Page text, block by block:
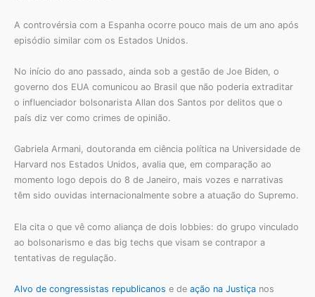
A controvérsia com a Espanha ocorre pouco mais de um ano após
episódio similar com os Estados Unidos.
No início do ano passado, ainda sob a gestão de Joe Biden, o
governo dos EUA comunicou ao Brasil que não poderia extraditar
o influenciador bolsonarista Allan dos Santos por delitos que o
país diz ver como crimes de opinião.
Gabriela Armani, doutoranda em ciência política na Universidade de
Harvard nos Estados Unidos, avalia que, em comparação ao
momento logo depois do 8 de Janeiro, mais vozes e narrativas
têm sido ouvidas internacionalmente sobre a atuação do Supremo.
Ela cita o que vê como aliança de dois lobbies: do grupo vinculado
ao bolsonarismo e das big techs que visam se contrapor a
tentativas de regulação.
Alvo de congressistas republicanos e de ação na Justiça nos